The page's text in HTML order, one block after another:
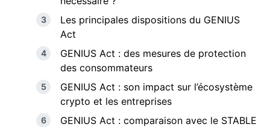
Les principales dispositions du GENIUS
Act
GENIUS Act : des mesures de protection
des consommateurs
GENIUS Act : son impact sur l’écosystème
crypto et les entreprises
GENIUS Act : comparaison avec le STABLE